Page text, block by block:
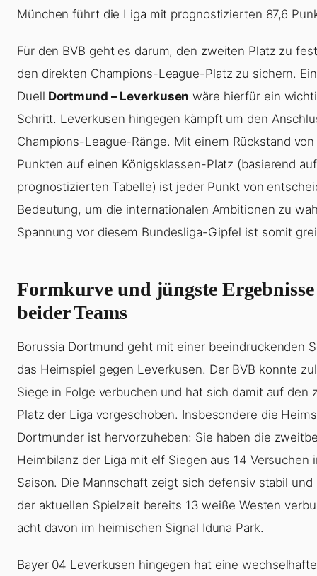
München führt die Liga mit prognostizierten 87,6
Für den BVB geht es darum, den zweiten Platz zu
den direkten Champions-League-Platz zu sichern.
Duell Dortmund – Leverkusen wäre hierfür ein
Schritt. Leverkusen hingegen kämpft um den
Champions-League-Ränge. Mit einem Rückstand
Punkten auf einen Königsklassen-Platz (basierend
prognostizierten Tabelle) ist jeder Punkt von
Bedeutung, um die internationalen Ambitionen zu
Spannung vor diesem Bundesliga-Gipfel ist somit
Formkurve und jüngste Ergebnisse
beider Teams
Borussia Dortmund geht mit einer beeindruckenden
das Heimspiel gegen Leverkusen. Der BVB konnte
Siege in Folge verbuchen und hat sich damit auf den
Platz der Liga vorgeschoben. Insbesondere die
Dortmunder ist hervorzuheben: Sie haben die
Heimbilanz der Liga mit elf Siegen aus 14 Versuchen
Saison. Die Mannschaft zeigt sich defensiv stabil und
der aktuellen Spielzeit bereits 13 weiße Westen
acht davon im heimischen Signal Iduna Park.
Bayer 04 Leverkusen hingegen hat eine